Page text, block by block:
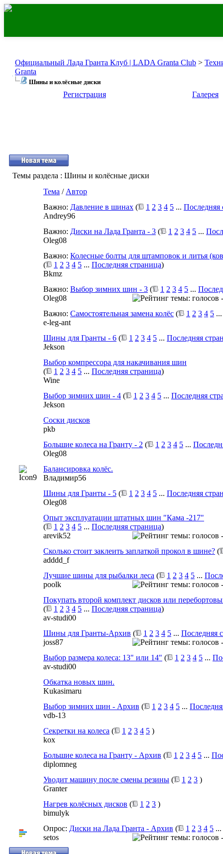
Официальный Лада Гранта Клуб | LADA Granta Club >
Granta
Шины и колёсные диски
Регистрация Галерея
Темы раздела : Шины и колёсные диски
Тема / Автор
Важно: Давление в шинах ( 1 2 3 4 5 ... Последняя
Andrey96
Важно: Диски на Лада Гранта - 3 ( 1 2 3 4 5 ...
Oleg08
Важно: Колесные болты для штамповок и литья
(
1 2 3 4 5 ... Последняя страница)
Bkmz
Важно: Выбор зимних шин - 3 ( 1 2 3 4 5 ...
Oleg08
Важно: Самостоятельная замена колёс ( 1 2 3 4 5
e-leg-ant
Шины для Гранты - 6 ( 1 2 3 4 5 ... Последняя
Jekson
Выбор компрессора для накачивания шин
(
1 2 3 4 5 ... Последняя страница)
Wine
Выбор зимних шин - 4 ( 1 2 3 4 5 ... Последняя
Jekson
Соски дисков
pkb
Большие колеса на Гранту - 2 ( 1 2 3 4 5 ...
Oleg08
Балансировка колёс.
Владимир56
Шины для Гранты - 5 ( 1 2 3 4 5 ... Последняя
Oleg08
Опыт эксплуатации штатных шин "Кама -217"
(
1 2 3 4 5 ... Последняя страница)
arevik52
Сколько стоит заклеить заплаткой прокол в шине? (
adddd_f
Лучшие шины для рыбалки леса ( 1 2 3 4 5 ...
poolk
Покупать второй комплект дисков или
(
1 2 3 4 5 ... Последняя страница)
av-studi00
Шины для Гранты-Архив ( 1 2 3 4 5 ... Последняя
joss87
Выбор размера колеса: 13" или 14" ( 1 2 3 4 5 ...
av-studi00
Обкатка новых шин.
Kukasimaru
Выбор зимних шин - Архив ( 1 2 3 4 5 ...
vdb-13
Секретки на колеса ( 1 2 3 4 5 )
kox
Большие колеса на Гранту - Архив ( 1 2 3 4 5 ...
diplomneg
Уводит машину после смены резины ( 1 2 3 )
Granter
Нагрев колёсных дисков ( 1 2 3 )
bimulyk
Опрос: Диски на Лада Гранта - Архив ( 1 2 3 4 5 ...
setos